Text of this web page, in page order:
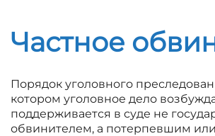
Частное
Порядок уголовного
котором уголовное дело
поддерживается в суде не
обвинителем, а потерпевшим